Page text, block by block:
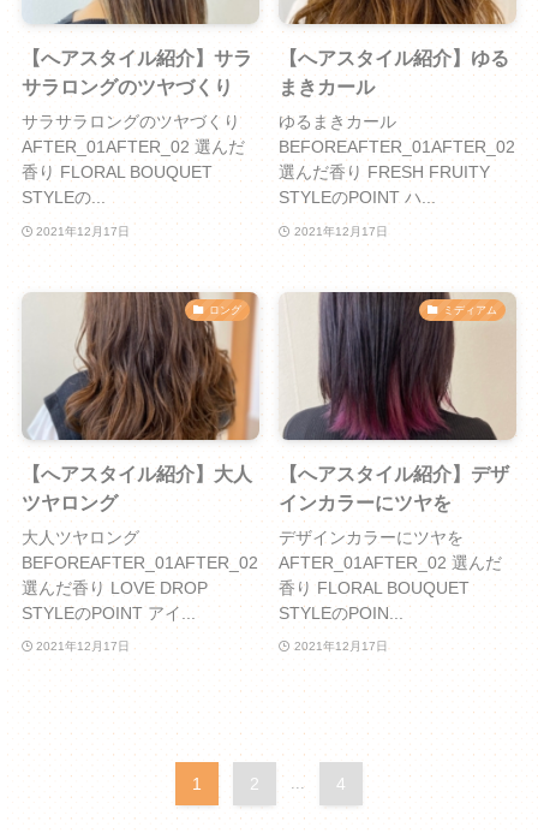
【へアスタイル紹介】サラ
サラロングのツヤづくり
サラサラロングのツヤづくり
AFTER_01AFTER_02 選んだ
香り FLORAL BOUQUET
STYLEの...
2021年12月17日
【へアスタイル紹介】ゆる
まきカール
ゆるまきカール
BEFOREAFTER_01AFTER_02
選んだ香り FRESH FRUITY
STYLEのPOINT ハ...
2021年12月17日
ロング
【へアスタイル紹介】大人
ツヤロング
大人ツヤロング
BEFOREAFTER_01AFTER_02
選んだ香り LOVE DROP
STYLEのPOINT アイ...
2021年12月17日
ミディアム
【へアスタイル紹介】デザ
インカラーにツヤを
デザインカラーにツヤを
AFTER_01AFTER_02 選んだ
香り FLORAL BOUQUET
STYLEのPOIN...
2021年12月17日
1 2 ... 4